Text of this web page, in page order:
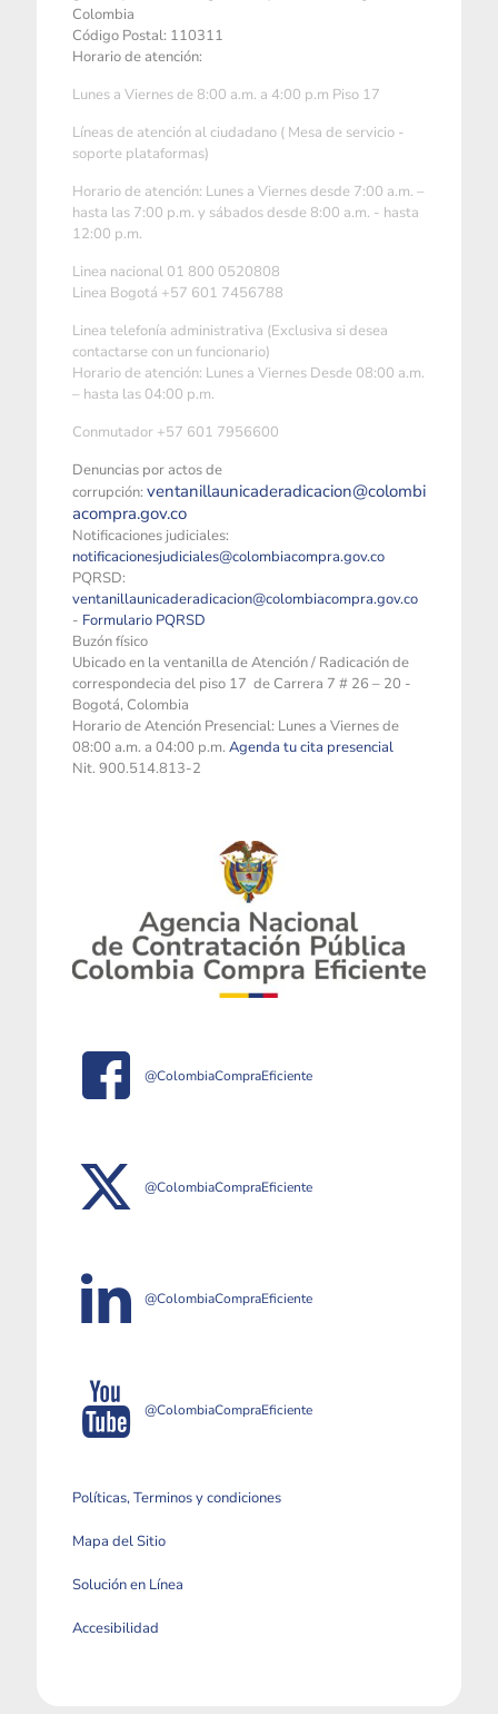
Colombia
Código Postal: 110311
Horario de atención:
Lunes a Viernes de 8:00 a.m. a 4:00 p.m Piso 17
Líneas de atención al ciudadano ( Mesa de servicio -
soporte plataformas)
Horario de atención: Lunes a Viernes desde 7:00 a.m. –
hasta las 7:00 p.m. y sábados desde 8:00 a.m. - hasta
12:00 p.m.
Linea nacional 01 800 0520808
Linea Bogotá +57 601 7456788
Linea telefonía administrativa (Exclusiva si desea
contactarse con un funcionario)
Horario de atención: Lunes a Viernes Desde 08:00 a.m.
– hasta las 04:00 p.m.
Conmutador +57 601 7956600
Denuncias por actos de
corrupción: ventanillaunicaderadicacion@colombi
acompra.gov.co
Notificaciones judiciales:
notificacionesjudiciales@colombiacompra.gov.co
PQRSD:
ventanillaunicaderadicacion@colombiacompra.gov.co
- Formulario PQRSD
Buzón físico
Ubicado en la ventanilla de Atención / Radicación de
correspondecia del piso 17 de Carrera 7 # 26 – 20 -
Bogotá, Colombia
Horario de Atención Presencial: Lunes a Viernes de
08:00 a.m. a 04:00 p.m. Agenda tu cita presencial
Nit. 900.514.813-2
@ColombiaCompraEficiente
@ColombiaCompraEficiente
@ColombiaCompraEficiente
@ColombiaCompraEficiente
Políticas, Terminos y condiciones
Mapa del Sitio
Solución en Línea
Accesibilidad